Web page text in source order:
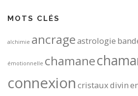
MOTS CLÉS
alchimie ancrageastrologie
émotionnelle chamane
connexion cristauxdivin